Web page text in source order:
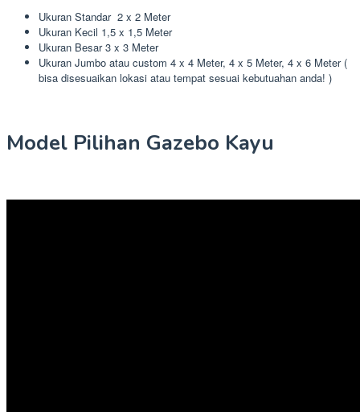
Ukuran Standar 2 x 2 Meter
Ukuran Kecil 1,5 x 1,5 Meter
Ukuran Besar 3 x 3 Meter
Ukuran Jumbo atau custom 4 x 4 Meter, 4 x 5 Meter, 4 x 6 Meter (
bisa disesuaikan lokasi atau tempat sesuai kebutuahan anda! )
Model Pilihan Gazebo Kayu